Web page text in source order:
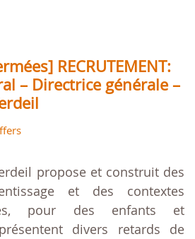
RECRUTEMENT:
– Directrice générale –
propose et construit des
et des contextes
pour des enfants et
divers retards de